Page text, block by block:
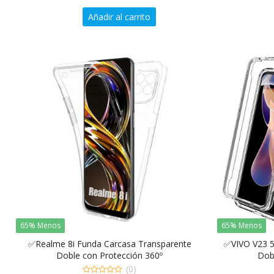
precio
original
precio
actual
3.49€.
Añadir al carrito
65% Menos
✅Realme 8i Funda Carcasa Transparente
Doble con Protección 360º
(0)
65% Menos
✅VIVO V23